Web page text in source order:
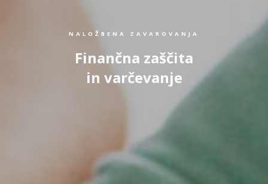
NALOŽBENA ZAVAROVANJA
Finančna zaščita
in varčevanje